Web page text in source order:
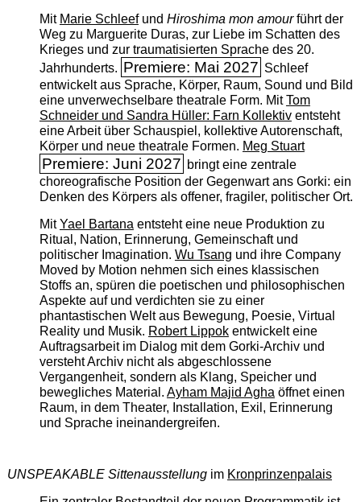
Mit Marie Schleefund Hiroshima mon amourführt der
Weg zu Marguerite Duras, zur Liebe im Schatten des
Krieges und zur traumatisierten Sprache des 20.
Jahrhunderts. Premiere: Mai 2027 Schleef
entwickelt aus Sprache, Körper, Raum, Sound und Bild
eine unverwechselbare theatrale Form. MitTom
Schneider und Sandra Hüller: Farn Kollektiventsteht
eine Arbeit über Schauspiel, kollektive Autorenschaft,
Körper und neue theatrale Formen. Meg Stuart
Premiere: Juni 2027 bringt eine zentrale
choreografische Position der Gegenwart ans Gorki: ein
Denken des Körpers als offener, fragiler, politischer Ort.
MitYael Bartanaentsteht eine neue Produktion zu
Ritual, Nation, Erinnerung, Gemeinschaft und
politischer Imagination. Wu Tsang und ihre Company
Moved by Motion nehmen sich eines klassischen
Stoffs an, spüren die poetischen und philosophischen
Aspekte auf und verdichten sie zu einer
phantastischen Welt aus Bewegung, Poesie, Virtual
Reality und Musik. Robert Lippokentwickelt eine
Auftragsarbeit im Dialog mit dem Gorki-Archiv und
versteht Archiv nicht als abgeschlossene
Vergangenheit, sondern als Klang, Speicher und
bewegliches Material. Ayham Majid Aghaöffnet einen
Raum, in dem Theater, Installation, Exil, Erinnerung
und Sprache ineinandergreifen.
UNSPEAKABLE Sittenausstellungim Kronprinzenpalais